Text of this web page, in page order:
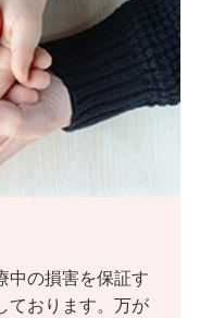
中の損害を保証す
ております。万が
あり
わることを良しとせ
る日常生活の質の向上
術を高め、多くの実績